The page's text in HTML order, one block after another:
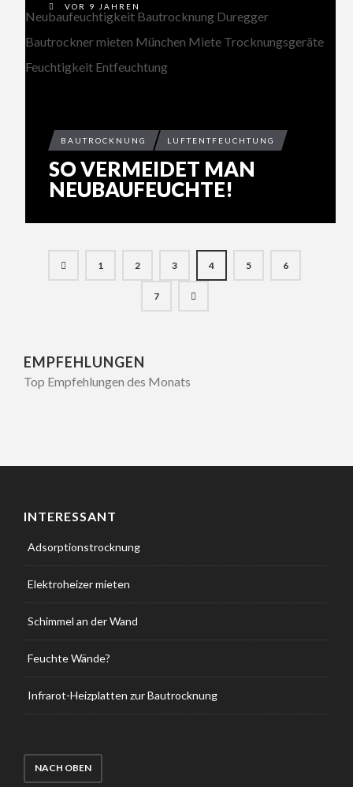
VOR 9 JAHREN
BAUTROCKNUNG LUFTENTFEUCHTUNG
SO VERMEIDET MAN
NEUBAUFEUCHTE!
1 2 3 4 5 6
7
EMPFEHLUNGEN
Top Empfehlungen des Monats
INTERESSANT
Adsorptionstrocknung
Elektroheizer mieten
Schimmel an der Wand
Feuchte Wände?
Infrarot-Heizplatten zur Bautrocknung
NACH OBEN